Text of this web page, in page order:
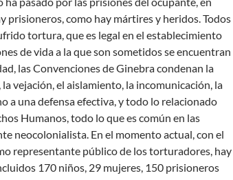
prisioneros, como hay mártires y heridos. Todos
tortura, que es legal en el establecimiento
de vida a la que son sometidos se encuentran
las Convenciones de Ginebra condenan la
vejación, el aislamiento, la incomunicación, la
a una defensa efectiva, y todo lo relacionado
Humanos, todo lo que es común en las
neocolonialista. En el momento actual, con el
representante público de los torturadores, hay
170 niños, 29 mujeres, 150 prisioneros